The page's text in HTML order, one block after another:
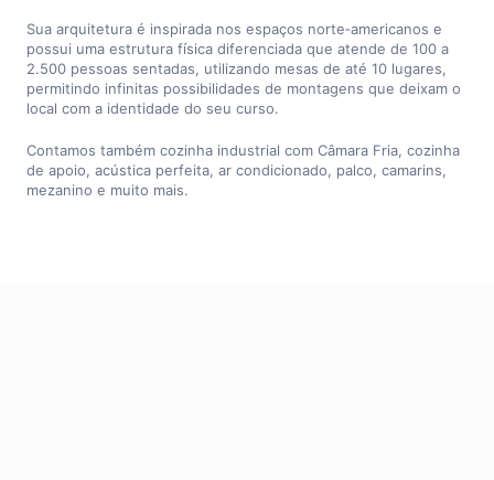
Sua arquitetura é inspirada nos espaços norte‑americanos e
possui uma estrutura física diferenciada que atende de 100 a
2.500 pessoas sentadas, utilizando mesas de até 10 lugares,
permitindo infinitas possibilidades de montagens que deixam o
local com a identidade do seu curso.
Contamos também cozinha industrial com Câmara Fria, cozinha
de apoio, acústica perfeita, ar condicionado, palco, camarins,
mezanino e muito mais.